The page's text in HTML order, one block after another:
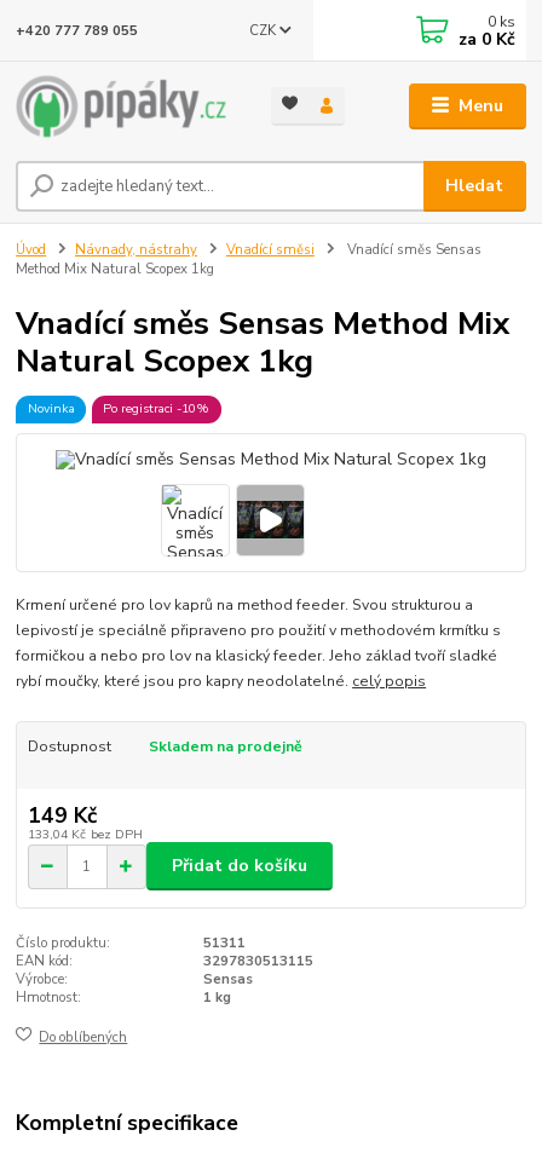
Menu
CZK
Hledat
+420 777 789 055 0 ks
za 0 Kč
Úvod Návnady, nástrahy Vnadící směsi
Vnadící směs Sensas
Method Mix Natural Scopex 1kg
Vnadící směs Sensas Method Mix
Natural Scopex 1kg
Novinka Po registraci -10%
Krmení určené pro lov kaprů na method feeder. Svou strukturou a
lepivostí je speciálně připraveno pro použití v methodovém krmítku s
formičkou a nebo pro lov na klasický feeder. Jeho základ tvoří sladké
rybí moučky, které jsou pro kapry neodolatelné. celý popis
Dostupnost Skladem na prodejně
149 Kč
133,04 Kč bez DPH
Přidat do košíku
Číslo produktu:
51311
EAN kód:
3297830513115
Výrobce:
Sensas
Hmotnost:
1 kg
Do oblíbených
Kompletní specifikace